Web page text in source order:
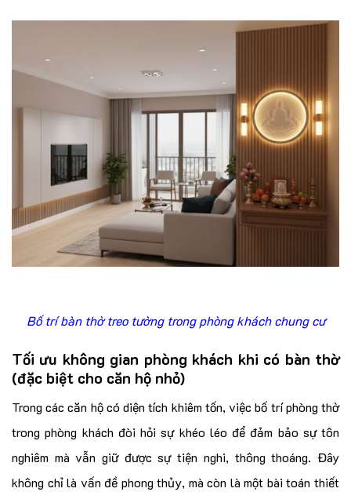
Bố trí bàn thờ treo tường trong phòng khách chung cư
Tối ưu không gian phòng khách khi có bàn thờ
(đặc biệt cho căn hộ nhỏ)
Trong các căn hộ có diện tích khiêm tốn, việc bố trí phòng thờ
trong phòng khách đòi hỏi sự khéo léo để đảm bảo sự tôn
nghiêm mà vẫn giữ được sự tiện nghi, thông thoáng. Đây
không chỉ là vấn đề phong thủy, mà còn là một bài toán thiết